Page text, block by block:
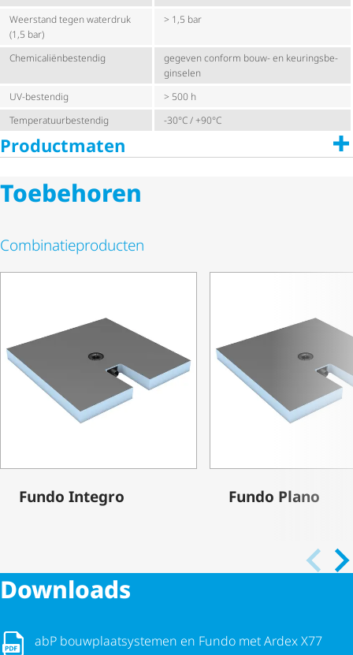
Weerstand tegen waterdruk
(1,5 bar)
> 1,5 bar
Chemi­ca­li­ën­be­stendig
gegeven conform bouw- en keurings­be­
gin­selen
UV-bestendig
> 500 h
Tempe­ra­tuur­be­stendig
-30°C / +90°C
Productmaten
Toebehoren
Combi­na­tie­pro­ducten
Fundo Integro Fundo Plano
Downloads
abP bouw­plaat­sys­temen en Fundo met Ardex X77
abP bouw­plaat­sys­temen en Fundo met Ardex X77